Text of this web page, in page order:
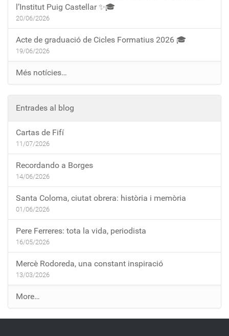
l’Institut Puig Castellar ✨🎓
20/06/2026
Acte de graduació de Cicles Formatius 2026 🎓
19/06/2026
Més notícies…
Entrades al blog
Cartas de Fifí
11/07/2026
Recordando a Borges
14/06/2026
Santa Coloma, ciutat obrera: història i memòria
01/06/2026
Pere Ferreres: tota la vida, periodista
16/05/2026
Mercè Rodoreda, una constant inspiració
13/03/2026
E
n
t
More…